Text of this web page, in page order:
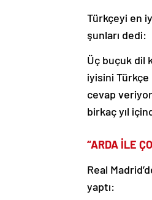
Türkçeyi en
şunları dedi:
Üç buçuk dil
iyisini
cevap
birkaç yıl
“ARDA İLE
Real
yaptı: